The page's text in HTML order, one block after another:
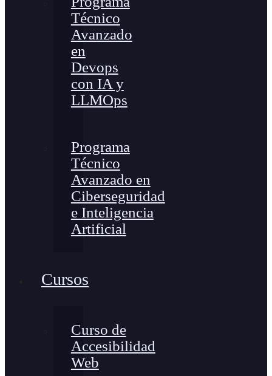
Técnico
Avanzado
en
Devops
con IA y
LLMOps
Programa
Técnico
Avanzado en
Ciberseguridad
e Inteligencia
Artificial
Cursos
Curso de
Accesibilidad
Web